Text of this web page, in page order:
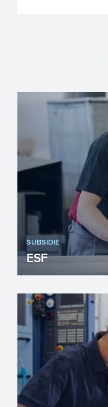
SUBSIDIE
ESF
Het Europees
belangrijk